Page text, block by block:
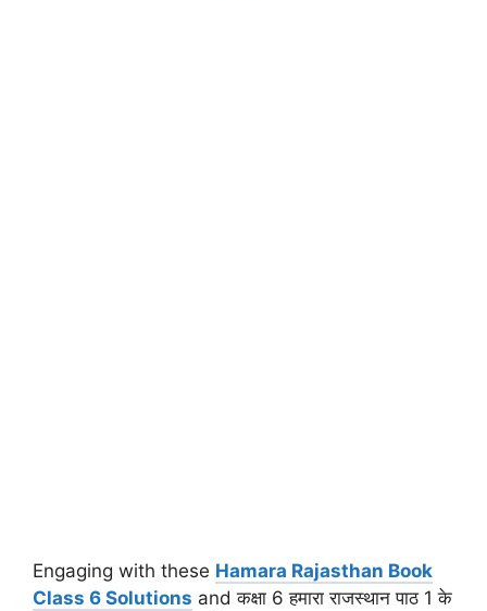
Engaging with these Hamara Rajasthan Book
Class 6 Solutions and कक्षा 6 हमारा राजस्थान पाठ 1 के